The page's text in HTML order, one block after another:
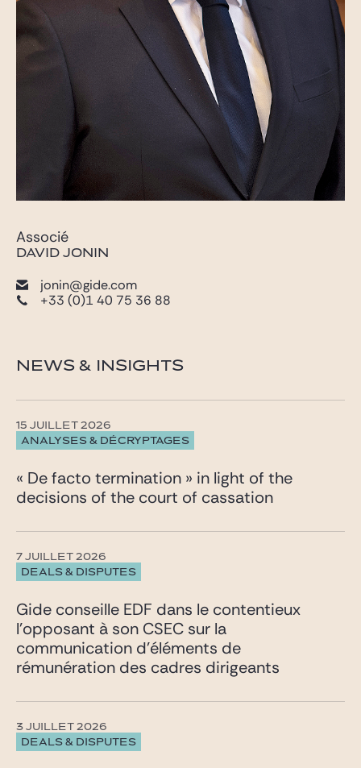
Associé
DAVID JONIN
jonin@gide.com
+33 (0)1 40 75 36 88
NEWS & INSIGHTS
ANALYSES & DÉCRYPTAGES
15 JUILLET 2026
« De facto termination » in light of the
decisions of the court of cassation
DEALS & DISPUTES
7 JUILLET 2026
Gide conseille EDF dans le contentieux
l’opposant à son CSEC sur la
communication d’éléments de
rémunération des cadres dirigeants
DEALS & DISPUTES
3 JUILLET 2026